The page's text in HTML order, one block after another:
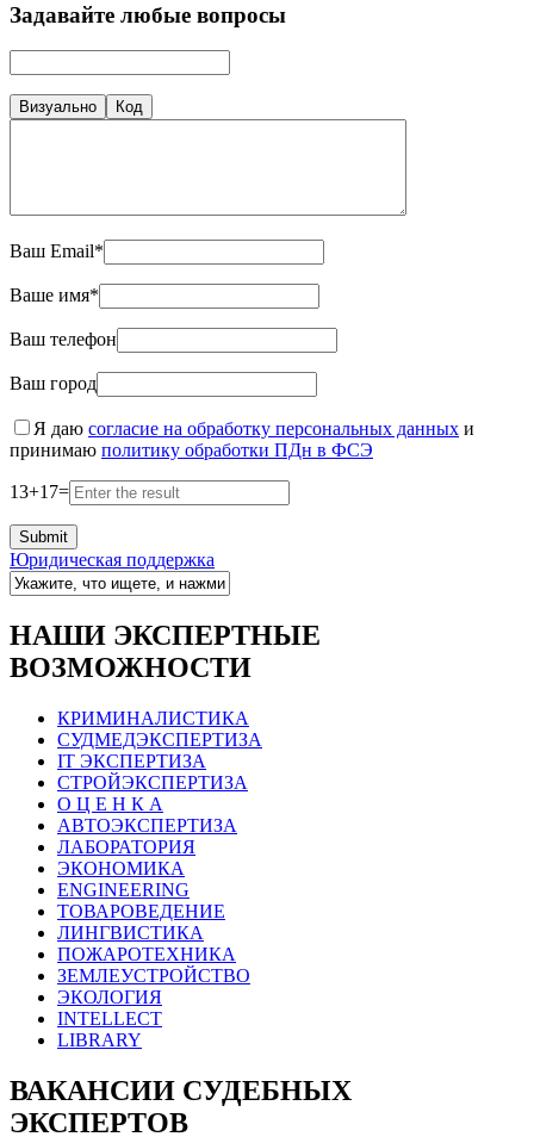
Задавайте любые вопросы
Визуально Код
Ваш Email*
Ваше имя*
Ваш телефон
Ваш город
Я даю согласие на обработку персональных данных и
принимаю политику обработки ПДн в ФСЭ
13+17=
Юридическая поддержка
НАШИ ЭКСПЕРТНЫЕ
ВОЗМОЖНОСТИ
КРИМИНАЛИСТИКА
СУДМЕДЭКСПЕРТИЗА
IT ЭКСПЕРТИЗА
СТРОЙЭКСПЕРТИЗА
О Ц Е Н К А
АВТОЭКСПЕРТИЗА
ЛАБОРАТОРИЯ
ЭКОНОМИКА
ENGINEERING
ТОВАРОВЕДЕНИЕ
ЛИНГВИСТИКА
ПОЖАРОТЕХНИКА
ЗЕМЛЕУСТРОЙСТВО
ЭКОЛОГИЯ
INTELLECT
LIBRARY
ВАКАНСИИ СУДЕБНЫХ
ЭКСПЕРТОВ